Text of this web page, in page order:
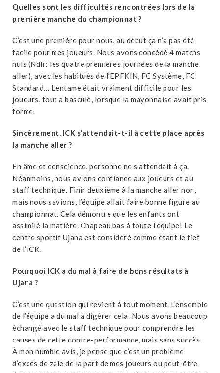
Quelles sont les difficultés rencontrées lors de la
première manche du championnat ?
C’est une première pour nous, au début ça n’a pas été
facile pour mes joueurs. Nous avons concédé 4 matchs
nuls (Ndlr: les quatre premières journées de la manche
aller), avec les habitués de l’EPFKIN, FC Système, FC
Standard… L’entame était vraiment difficile pour les
joueurs, tout a basculé, lorsque la mayonnaise avait pris
forme.
Sincèrement, ICK s’attendait-t-il à cette place après
la manche aller ?
En âme et conscience, personne ne s’attendait à ça.
Néanmoins, nous avions confiance aux joueurs et au
staff technique. Finir deuxième à la manche aller non,
mais nous savions, l’équipe allait faire bonne figure au
championnat. Cela démontre que les enfants ont
assimilé la matière. Chapeau bas à toute l’équipe! Le
centre sportif Ujana est considéré comme étant le fief
de l’ICK.
Pourquoi ICK a du mal à faire de bons résultats à
Ujana ?
C’est une question qui revient à tout moment. L’ensemble
de l’équipe a du mal à digérer cela. Nous avons beaucoup
échangé avec le staff technique pour comprendre les
causes de cette contre-performance, mais sans succès.
À mon humble avis, je pense que c’est un problème
d’excès de zèle de la part de mes joueurs ou peut-être